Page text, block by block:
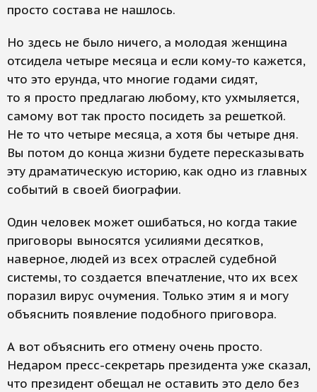
просто состава не нашлось.
Но здесь не было ничего, а молодая женщина
отсидела четыре месяца и если кому-то кажется,
что это ерунда, что многие годами сидят,
то я просто предлагаю любому, кто ухмыляется,
самому вот так просто посидеть за решеткой.
Не то что четыре месяца, а хотя бы четыре дня.
Вы потом до конца жизни будете пересказывать
эту драматическую историю, как одно из главных
событий в своей биографии.
Один человек может ошибаться, но когда такие
приговоры выносятся усилиями десятков,
наверное, людей из всех отраслей судебной
системы, то создается впечатление, что их всех
поразил вирус очумения. Только этим я и могу
объяснить появление подобного приговора.
А вот объяснить его отмену очень просто.
Недаром пресс-секретарь президента уже сказал,
что президент обещал не оставить это дело без